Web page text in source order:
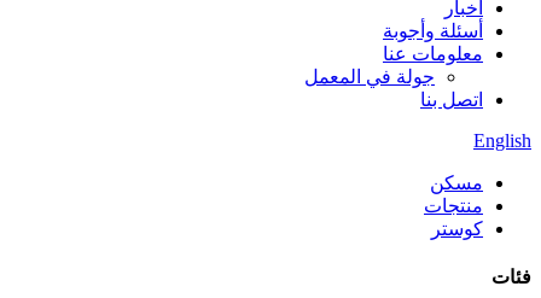
أخبار
أسئلة وأجوبة
معلومات عنا
جولة في المعمل
اتصل بنا
English
مسكن
منتجات
كوستر
فئات